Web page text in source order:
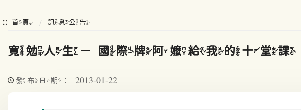
::: 首頁 訊息公告
寬勉人生－國際牌阿嬤給我的十堂課
發布日期： 2013-01-22